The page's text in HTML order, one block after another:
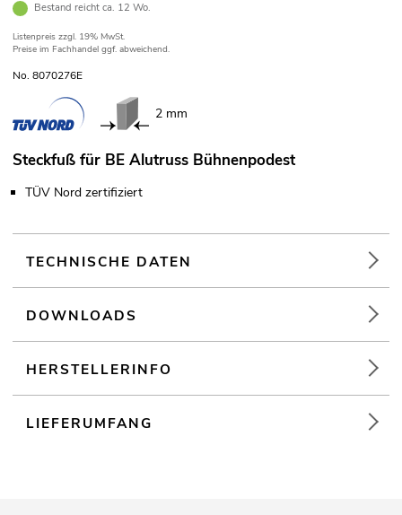
Bestand reicht ca. 12 Wo.
Listenpreis zzgl. 19% MwSt.
Preise im Fachhandel ggf. abweichend.
No. 8070276E
2 mm
Steckfuß für BE Alutruss Bühnenpodest
TÜV Nord zertifiziert
TECHNISCHE DATEN
DOWNLOADS
HERSTELLERINFO
LIEFERUMFANG